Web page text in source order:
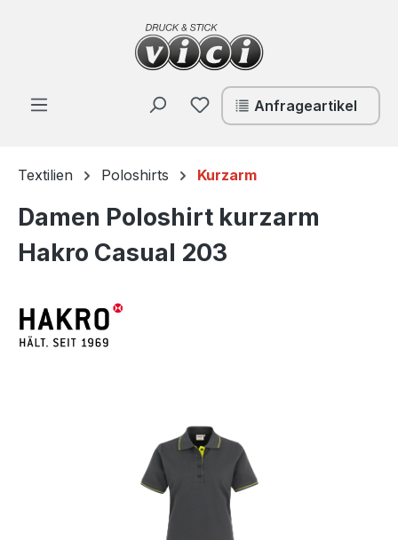
Zum Hauptinhalt springen
Du hast 0 Produkte auf
Anfrageartikel
Textilien Poloshirts Kurzarm
Damen Poloshirt kurzarm
Hakro Casual 203